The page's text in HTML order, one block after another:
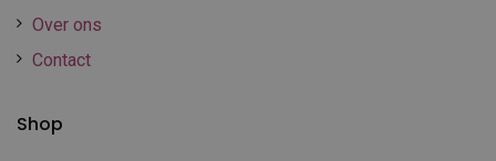
Over ons
Contact
Shop